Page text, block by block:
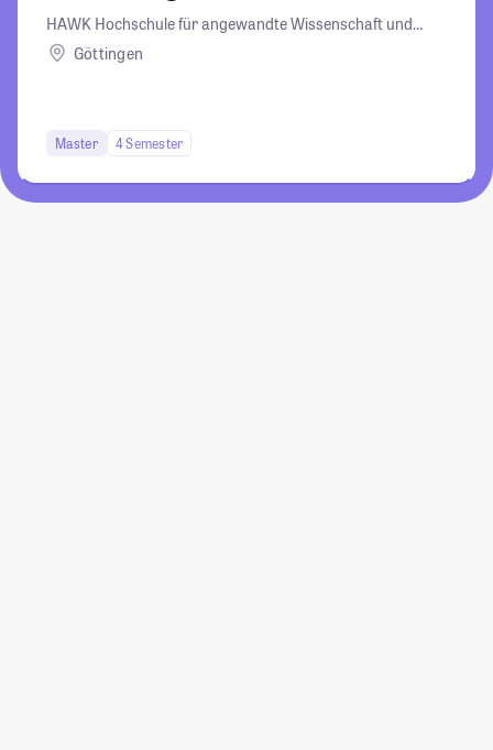
HAWK Hochschule für angewandte Wissenschaft und
Kunst Hildesheim/Holzminden/Göttingen
Göttingen
Master 4 Semester